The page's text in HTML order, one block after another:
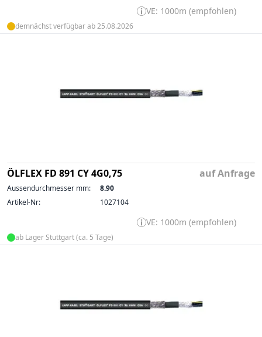
VE: 1000m (empfohlen)
demnächst verfügbar ab 25.08.2026
ÖLFLEX FD 891 CY 4G0,75 auf Anfrage
Aussendurchmesser mm:
8.90
Artikel-Nr:
1027104
VE: 1000m (empfohlen)
ab Lager Stuttgart (ca. 5 Tage)